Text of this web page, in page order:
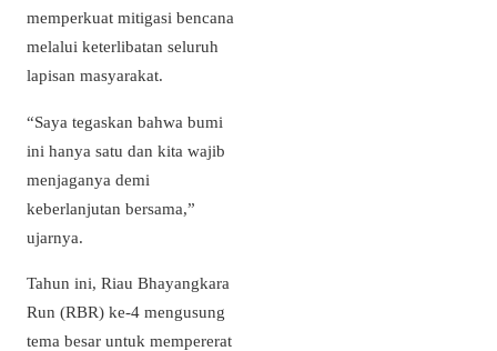
memperkuat mitigasi bencana
melalui keterlibatan seluruh
lapisan masyarakat.
“Saya tegaskan bahwa bumi
ini hanya satu dan kita wajib
menjaganya demi
keberlanjutan bersama,”
ujarnya.
Tahun ini, Riau Bhayangkara
Run (RBR) ke-4 mengusung
tema besar untuk mempererat